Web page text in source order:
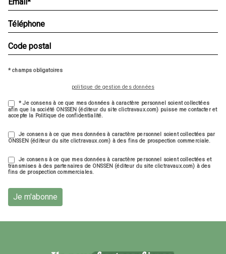
* champs obligatoires
politique de gestion des données
* Je consens à ce que mes données à caractère personnel soient collectées
afin que la société ONSSEN (éditeur du site clictravaux.com) puisse me contacter et
accepte la Politique de confidentialité.
Je consens à ce que mes données à caractère personnel soient collectées par
ONSSEN (éditeur du site clictravaux.com) à des fins de prospection commerciale.
Je consens à ce que mes données à caractère personnel soient collectées et
transmises à des partenaires de ONSSEN (éditeur du site clictravaux.com) à des
fins de prospection commerciales.
Je m'abonne